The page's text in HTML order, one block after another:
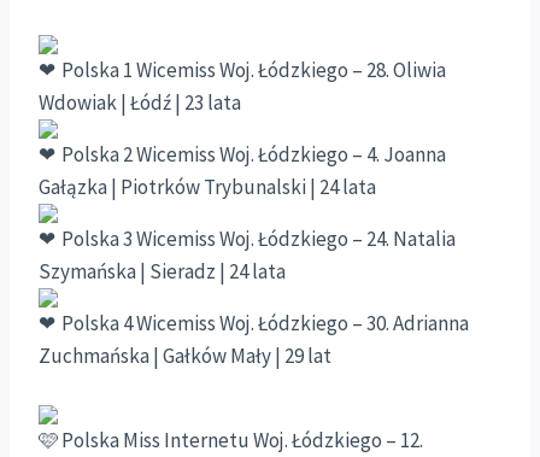
Polska 1 Wicemiss Woj. Łódzkiego – 28. Oliwia
Wdowiak | Łódź | 23 lata
Polska 2 Wicemiss Woj. Łódzkiego – 4. Joanna
Gałązka | Piotrków Trybunalski | 24 lata
Polska 3 Wicemiss Woj. Łódzkiego – 24. Natalia
Szymańska | Sieradz | 24 lata
Polska 4 Wicemiss Woj. Łódzkiego – 30. Adrianna
Zuchmańska | Gałków Mały | 29 lat
Polska Miss Internetu Woj. Łódzkiego – 12.